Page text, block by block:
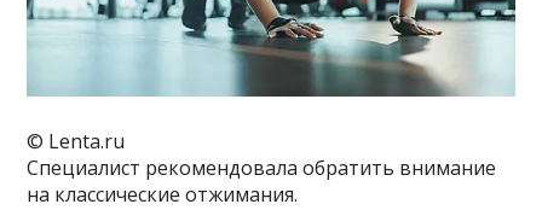
© Lenta.ru
Специалист рекомендовала обратить внимание
на классические отжимания.